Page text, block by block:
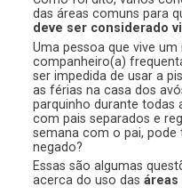
das áreas comuns para
deve ser considerado
Uma pessoa que vive
companheiro(a)
ser impedida de usar a
as férias na casa dos
parquinho durante todas
com pais separados e
semana com o pai,
negado?
Essas são algumas
acerca do uso das